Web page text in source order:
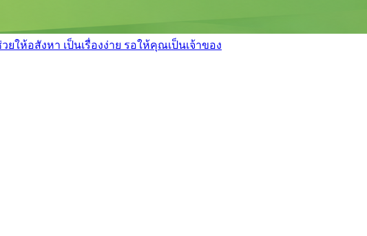
ให้อสังหา เป็นเรื่องง่าย รอให้คุณเป็นเจ้าของ